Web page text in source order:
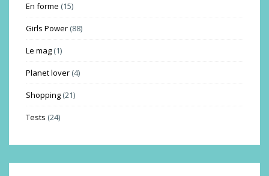
En forme (15)
Girls Power (88)
Le mag (1)
Planet lover (4)
Shopping (21)
Tests (24)